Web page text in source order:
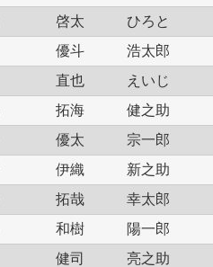
啓太 ひろと
優斗 浩太郎
直也 えいじ
拓海 健之助
優太 宗一郎
伊織 新之助
拓哉 幸太郎
和樹 陽一郎
健司 亮之助